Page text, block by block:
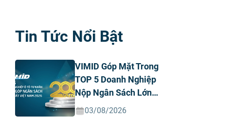
Tin Tức Nổi Bật
VIMID Góp Mặt Trong
TOP 5 Doanh Nghiệp
Nộp Ngân Sách Lớn
Nhất Việt Nam Năm
03/08/2026